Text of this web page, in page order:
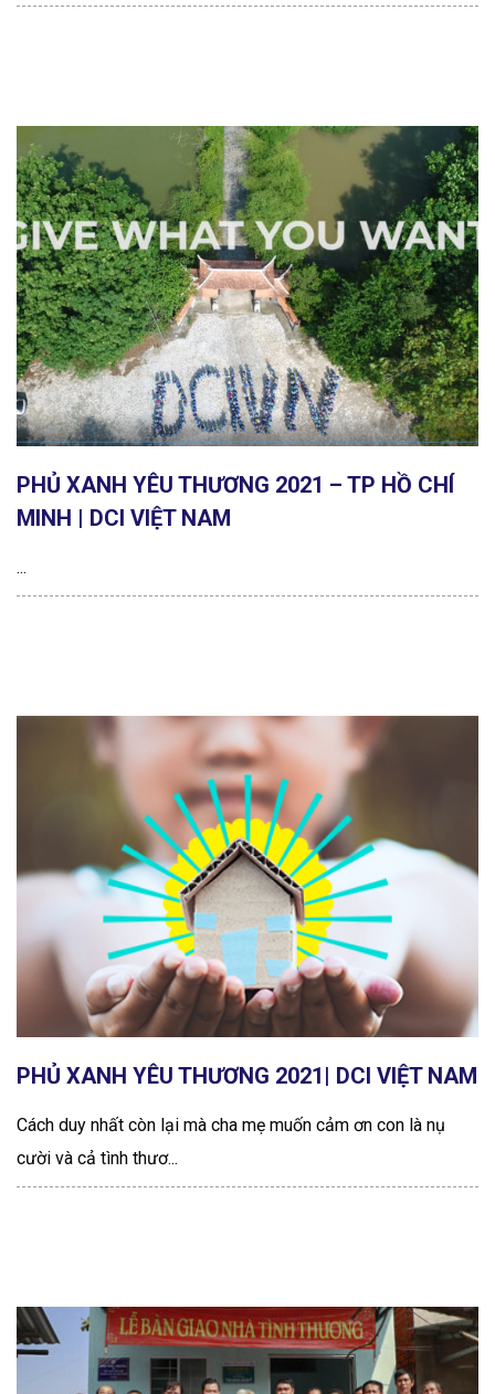
PHỦ XANH YÊU THƯƠNG 2021 – TP HỒ CHÍ
MINH | DCI VIỆT NAM
...
PHỦ XANH YÊU THƯƠNG 2021| DCI VIỆT NAM
Cách duy nhất còn lại mà cha mẹ muốn cảm ơn con là nụ
cười và cả tình thươ...